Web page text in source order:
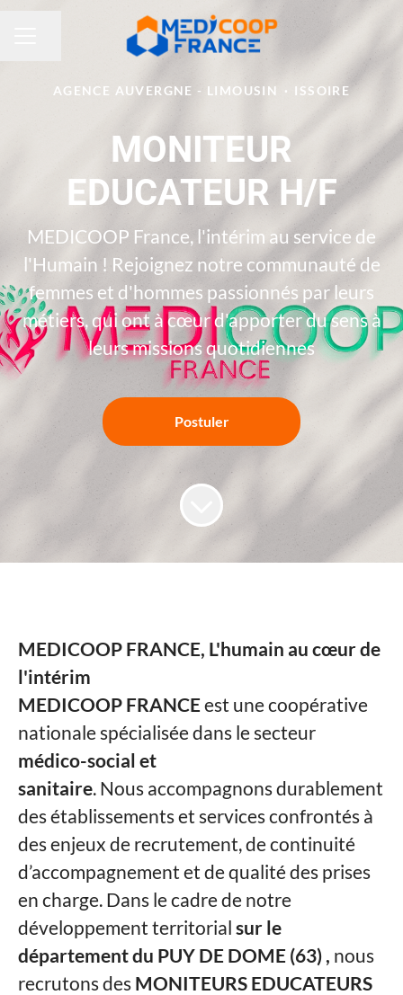
Partager la page
AGENCE AUVERGNE - LIMOUSIN · ISSOIRE
MONITEUR
EDUCATEUR H/F
MEDICOOP France, l'intérim au service de
l'Humain ! Rejoignez notre communauté de
femmes et d'hommes passionnés par leurs
métiers, qui ont à cœur d'apporter du sens à
leurs missions quotidiennes
Postuler
MEDICOOP FRANCE, L'humain au cœur de
l'intérim
MEDICOOP FRANCEest une coopérative
nationale spécialisée dans le secteur
médico-social et
sanitaire. Nous accompagnons durablement
des établissements et services confrontés à
des enjeux de recrutement, de continuité
d’accompagnement et de qualité des prises
en charge. Dans le cadre de notre
développement territorial sur le
département du PUY DE DOME (63) , nous
recrutons des MONITEURS EDUCATEURS